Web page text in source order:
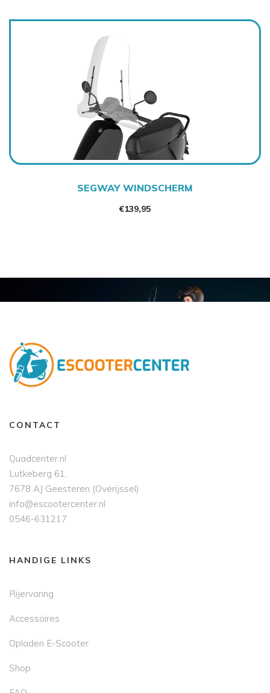
SEGWAY WINDSCHERM
€139,95
CONTACT
Quadcenter.nl
Lutkeberg 61,
7678 AJ Geesteren (Overijssel)
info@escootercenter.nl
0546-631217
HANDIGE LINKS
Rijervaring
Accessoires
Opladen E-Scooter
Shop